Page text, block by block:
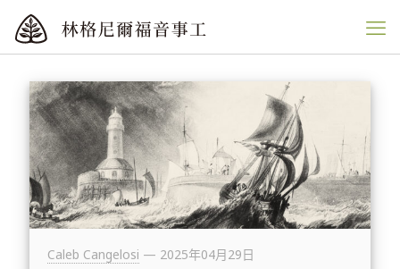
Caleb Cangelosi — 2025年04月29日